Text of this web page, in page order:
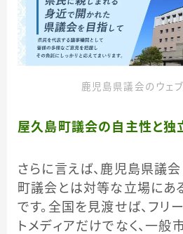
鹿児島県議会のウェ
屋久島町議会の自主性と独
さらに言えば、鹿児島県議
町議会とは対等な立場にあ
です。全国を見渡せば、フリ
トメディアだけでなく、一